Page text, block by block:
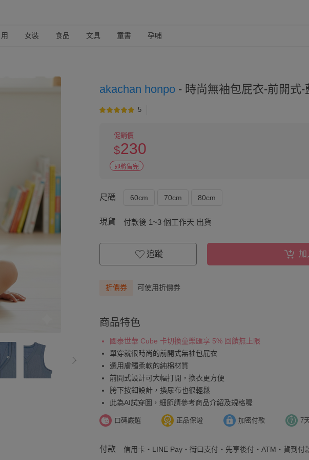
女裝 食品 文具 童書 孕哺
akachan honpo - 時尚無袖包屁衣-前開式-
5
促銷價
$230
即將售完
尺碼 60cm 70cm 80cm
現貨 付款後 1~3 個工作天 出貨
追蹤 加
折價券 可使用折價券
商品特色
國泰世華 Cube 卡切換童樂匯享 5% 回饋無上限
單穿就很時尚的前開式無袖包屁衣
選用膚觸柔軟的純棉材質
前開式設計可大幅打開，換衣更方便
胯下按釦設計，換尿布也很輕鬆
此為AI試穿圖，細節請參考商品介紹及規格喔
口碑嚴選 正品保證 加密付款 7
付款 信用卡・LINE Pay・街口支付・先享後付・ATM・貨到付